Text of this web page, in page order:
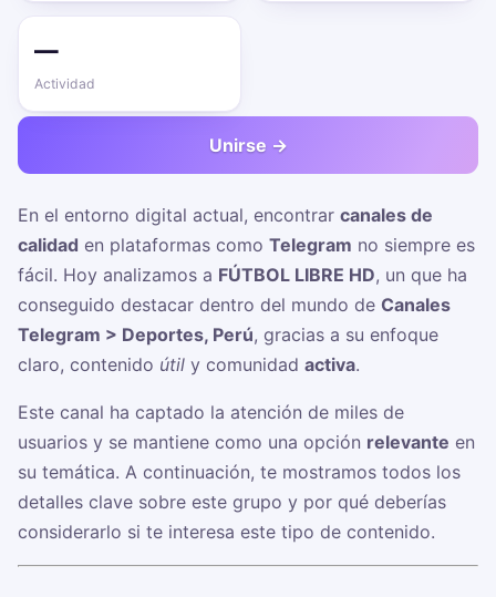
—
Actividad
Unirse →
En el entorno digital actual, encontrar canales de
calidad en plataformas como Telegram no siempre es
fácil. Hoy analizamos a FÚTBOL LIBRE HD, un que ha
conseguido destacar dentro del mundo de Canales
Telegram > Deportes, Perú, gracias a su enfoque
claro, contenido útil y comunidad activa.
Este canal ha captado la atención de miles de
usuarios y se mantiene como una opción relevante en
su temática. A continuación, te mostramos todos los
detalles clave sobre este grupo y por qué deberías
considerarlo si te interesa este tipo de contenido.